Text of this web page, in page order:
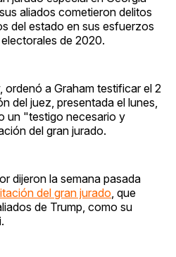
aliados cometieron delitos
del estado en sus esfuerzos
de 2020.
ordenó a Graham testificar el 2
del juez, presentada el lunes,
un "testigo necesario y
del gran jurado.
dijeron la semana pasada
del gran jurado , que
de Trump, como su